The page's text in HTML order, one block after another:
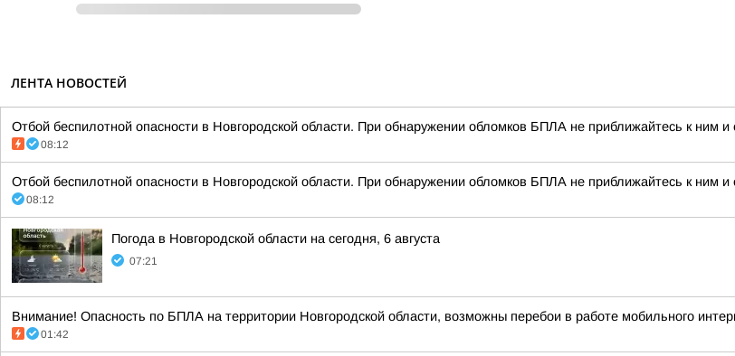
ЛЕНТА НОВОСТЕЙ
Отбой беспилотной опасности в Новгородской области. При обнаружении обломков БПЛА не приближайтесь к ним
08:12
Отбой беспилотной опасности в Новгородской области. При обнаружении обломков БПЛА не приближайтесь к ним
08:12
Погода в Новгородской области на сегодня, 6 августа
07:21
Внимание! Опасность по БПЛА на территории Новгородской области, возможны перебои в работе мобильного
01:42